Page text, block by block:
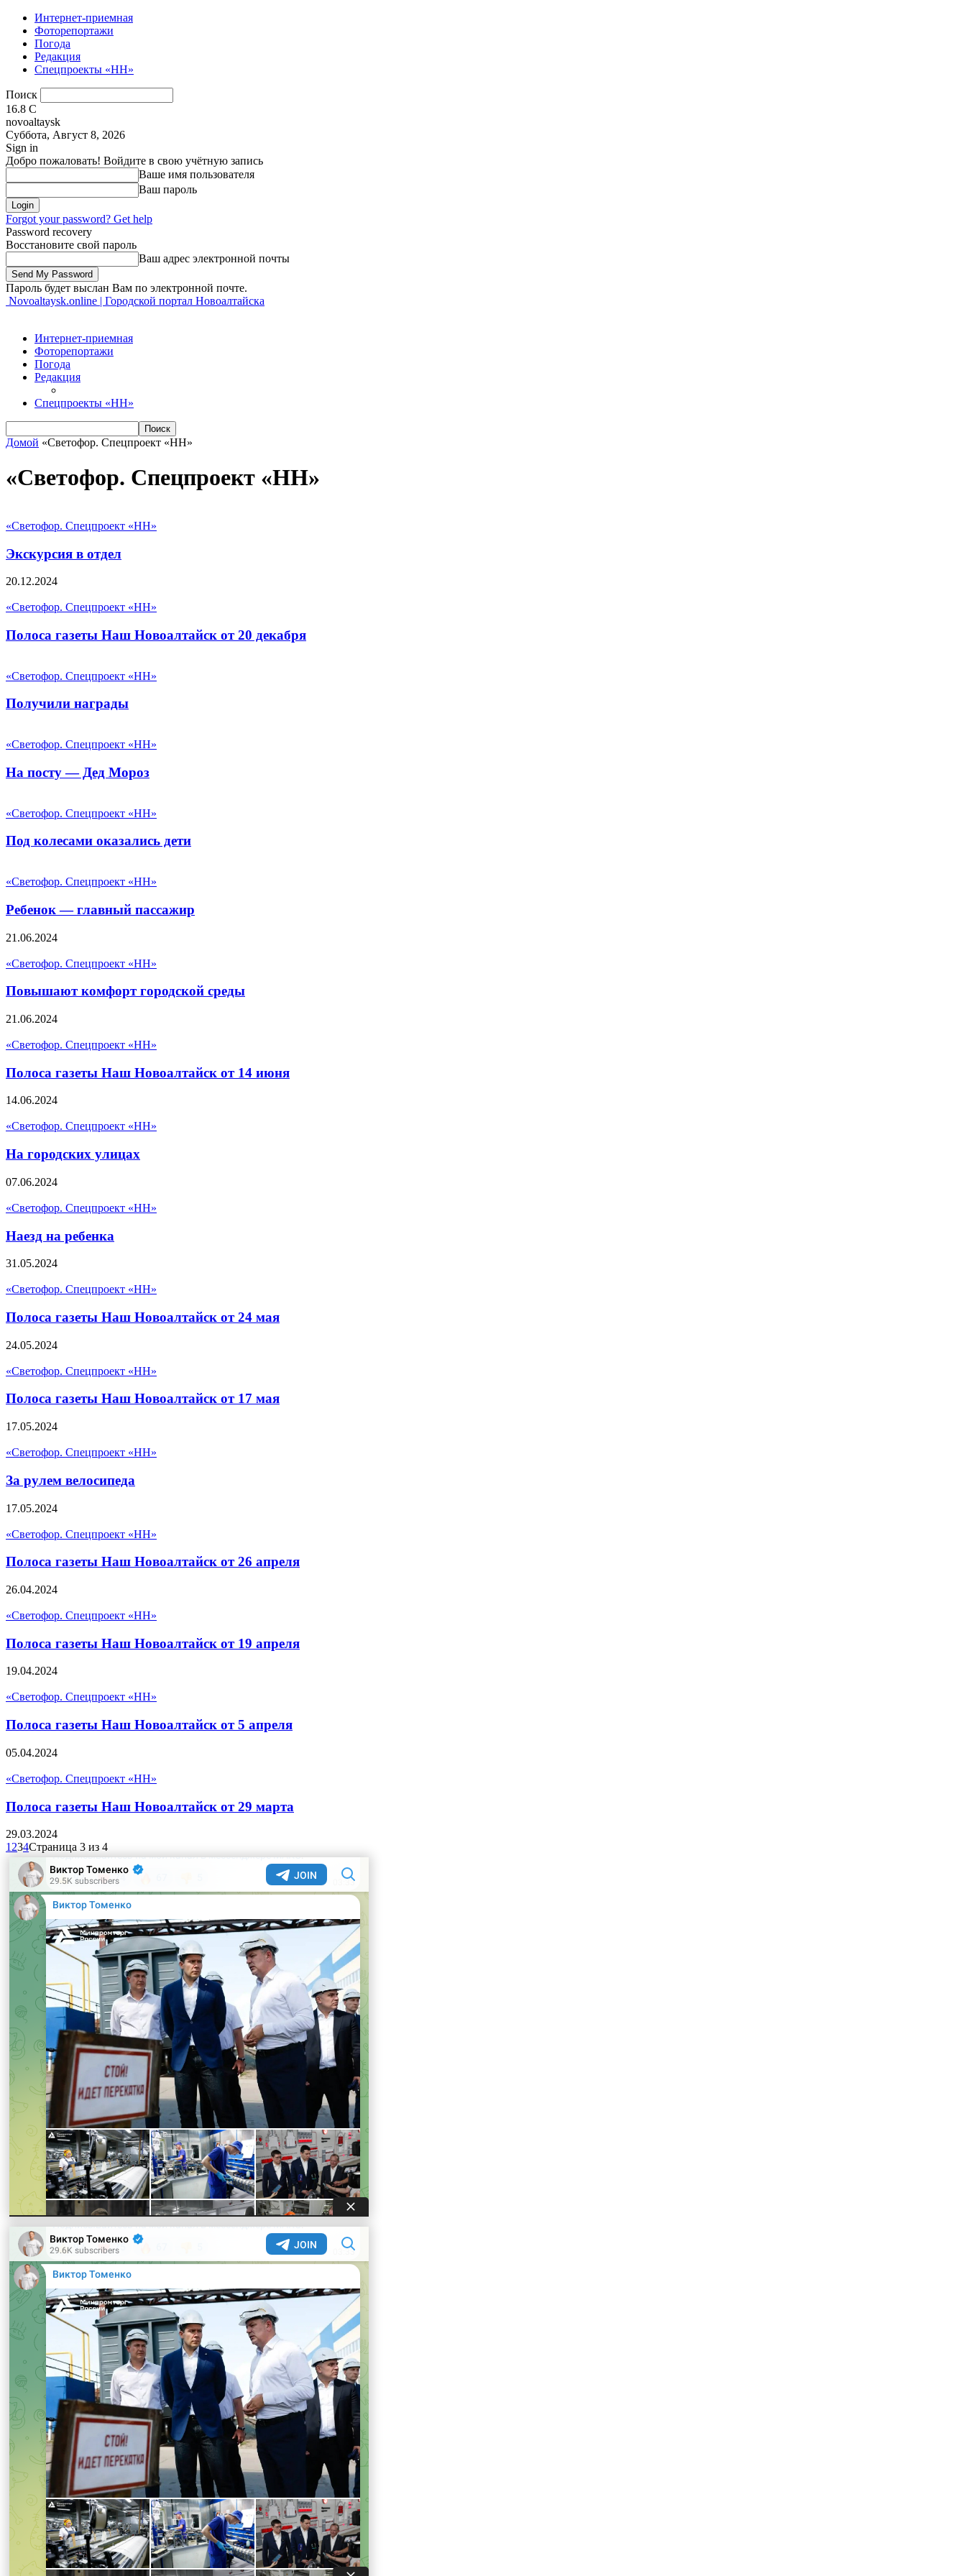
Интернет-приемная
Фоторепортажи
Погода
Редакция
Спецпроекты «НН»
Поиск
16.8 C
novoaltaysk
Суббота, Август 8, 2026
Sign in
Добро пожаловать! Войдите в свою учётную запись
Ваше имя пользователя
Ваш пароль
Forgot your password? Get help
Password recovery
Восстановите свой пароль
Ваш адрес электронной почты
Пароль будет выслан Вам по электронной почте.
Novoaltaysk.online | Городской портал Новоалтайска
Интернет-приемная
Фоторепортажи
Погода
Редакция
Спецпроекты «НН»
Домой «Светофор. Спецпроект «НН»
«Светофор. Спецпроект «НН»
«Светофор. Спецпроект «НН»
Экскурсия в отдел
20.12.2024
«Светофор. Спецпроект «НН»
Полоса газеты Наш Новоалтайск от 20 декабря
«Светофор. Спецпроект «НН»
Получили награды
«Светофор. Спецпроект «НН»
На посту — Дед Мороз
«Светофор. Спецпроект «НН»
Под колесами оказались дети
«Светофор. Спецпроект «НН»
Ребенок — главный пассажир
21.06.2024
«Светофор. Спецпроект «НН»
Повышают комфорт городской среды
21.06.2024
«Светофор. Спецпроект «НН»
Полоса газеты Наш Новоалтайск от 14 июня
14.06.2024
«Светофор. Спецпроект «НН»
На городских улицах
07.06.2024
«Светофор. Спецпроект «НН»
Наезд на ребенка
31.05.2024
«Светофор. Спецпроект «НН»
Полоса газеты Наш Новоалтайск от 24 мая
24.05.2024
«Светофор. Спецпроект «НН»
Полоса газеты Наш Новоалтайск от 17 мая
17.05.2024
«Светофор. Спецпроект «НН»
За рулем велосипеда
17.05.2024
«Светофор. Спецпроект «НН»
Полоса газеты Наш Новоалтайск от 26 апреля
26.04.2024
«Светофор. Спецпроект «НН»
Полоса газеты Наш Новоалтайск от 19 апреля
19.04.2024
«Светофор. Спецпроект «НН»
Полоса газеты Наш Новоалтайск от 5 апреля
05.04.2024
«Светофор. Спецпроект «НН»
Полоса газеты Наш Новоалтайск от 29 марта
29.03.2024
1234Страница 3 из 4